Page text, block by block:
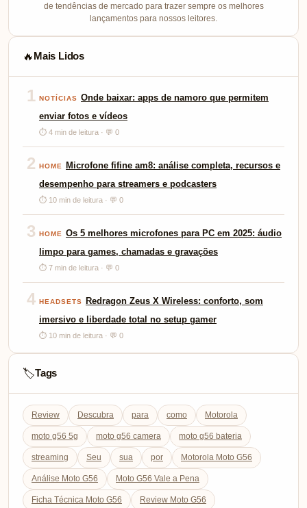
de tendências de mercado para trazer sempre os melhores
lançamentos para nossos leitores.
🔥 Mais Lidos
1 NOTÍCIAS Onde baixar: apps de namoro que permitem
enviar fotos e vídeos
⏱ 4 min de leitura · 💬 0
2 HOME
Microfone fifine am8: análise completa, recursos e
desempenho para streamers e podcasters
⏱ 10 min de leitura · 💬 0
3 HOME
Os 5 melhores microfones para PC em 2025: áudio
limpo para games, chamadas e gravações
⏱ 7 min de leitura · 💬 0
4 HEADSETS
Redragon Zeus X Wireless: conforto, som
imersivo e liberdade total no setup gamer
⏱ 10 min de leitura · 💬 0
🏷️Tags
Review Descubra para como Motorola
moto g56 5g moto g56 camera moto g56 bateria
streaming Seu sua por Motorola Moto G56
Análise Moto G56 Moto G56 Vale a Pena
Ficha Técnica Moto G56 Review Moto G56